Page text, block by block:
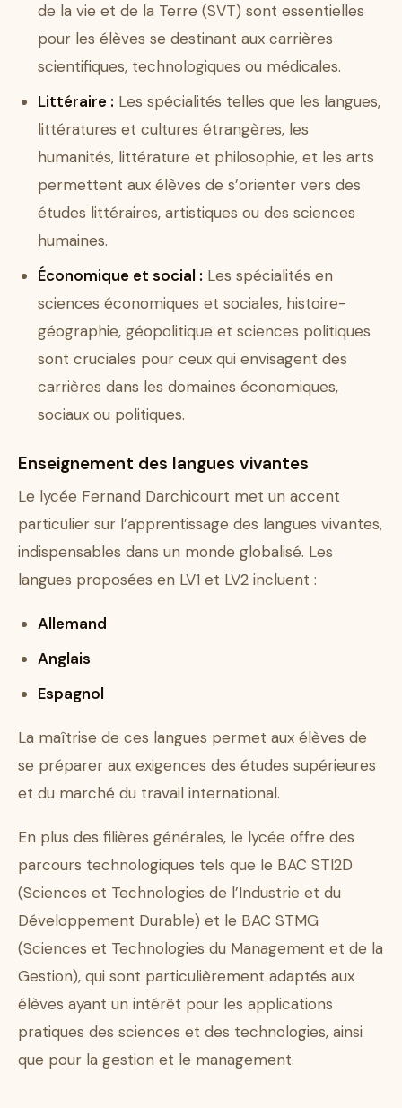
de la vie et de la Terre (SVT) sont essentielles
pour les élèves se destinant aux carrières
scientifiques, technologiques ou médicales.
Littéraire : Les spécialités telles que les langues,
littératures et cultures étrangères, les
humanités, littérature et philosophie, et les arts
permettent aux élèves de s’orienter vers des
études littéraires, artistiques ou des sciences
humaines.
Économique et social : Les spécialités en
sciences économiques et sociales, histoire-
géographie, géopolitique et sciences politiques
sont cruciales pour ceux qui envisagent des
carrières dans les domaines économiques,
sociaux ou politiques.
Enseignement des langues vivantes
Le lycée Fernand Darchicourt met un accent
particulier sur l’apprentissage des langues vivantes,
indispensables dans un monde globalisé. Les
langues proposées en LV1 et LV2 incluent :
Allemand
Anglais
Espagnol
La maîtrise de ces langues permet aux élèves de
se préparer aux exigences des études supérieures
et du marché du travail international.
En plus des filières générales, le lycée offre des
parcours technologiques tels que le BAC STI2D
(Sciences et Technologies de l’Industrie et du
Développement Durable) et le BAC STMG
(Sciences et Technologies du Management et de la
Gestion), qui sont particulièrement adaptés aux
élèves ayant un intérêt pour les applications
pratiques des sciences et des technologies, ainsi
que pour la gestion et le management.